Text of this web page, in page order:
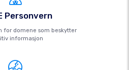
Personvern
for domene som beskytter
informasjon